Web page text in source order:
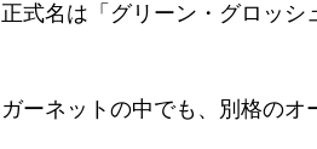
正式名は「グリーン・グロッ
ガーネットの中でも、別格の